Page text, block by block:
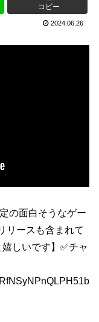
コピー
2024.06.26
の面白そうなゲー
リースも含まれて
しいです】✅チャ